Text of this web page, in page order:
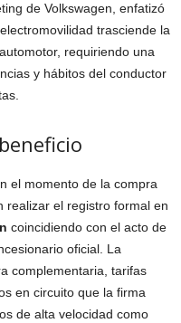
de Volkswagen, enfatizó
trasciende la
requiriendo una
y hábitos del conductor
el momento de la compra
realizar el registro formal en
coincidiendo con el acto de
oficial. La
complementaria, tarifas
en circuito que la firma
de alta velocidad como